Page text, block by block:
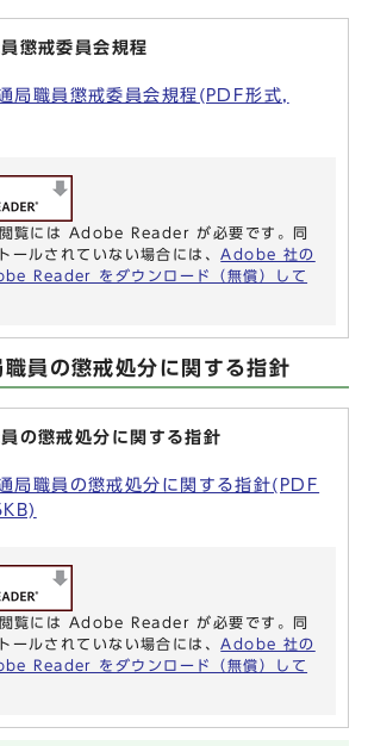
懲戒委員会規程
局職員懲戒委員会規程(PDF形式,
覧には Adobe Reader が必要です。同
ールされていない場合には、 Adobe 社の
Reader をダウンロード（無償）して
員の懲戒処分に関する指針
の懲戒処分に関する指針
局職員の懲戒処分に関する指針(PDF
覧には Adobe Reader が必要です。同
ールされていない場合には、 Adobe 社の
Reader をダウンロード（無償）して